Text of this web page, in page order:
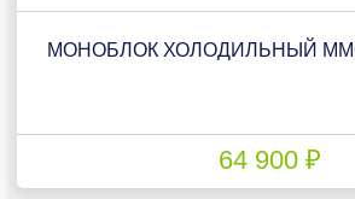
МОНОБЛОК ХОЛОДИЛЬНЫЙ
64 900 ₽